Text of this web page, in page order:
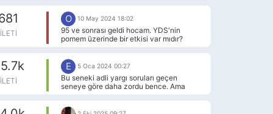
hangi bölümleri tercih edebilirim?
bilen var mı?
İLETI
O 10 May 2024 18:02
95 ve sonrası geldi hocam. YDS'nin
pomem üzerinde bir etkisi var mıdır?
İLETI
E 5 Oca 2024 00:27
Bu seneki adli yargı soruları geçen
seneye göre daha zordu bence. Ama
ile kapatacağını düşünüyorum.